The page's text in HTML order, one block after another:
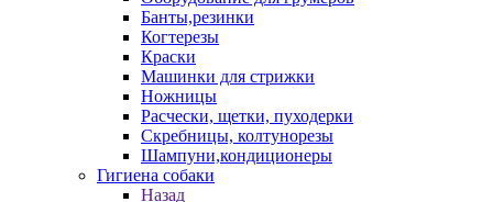
Банты,резинки
Когтерезы
Краски
Машинки для стрижки
Ножницы
Расчески, щетки, пуходерки
Скребницы, колтунорезы
Шампуни,кондиционеры
Гигиена собаки
Назад